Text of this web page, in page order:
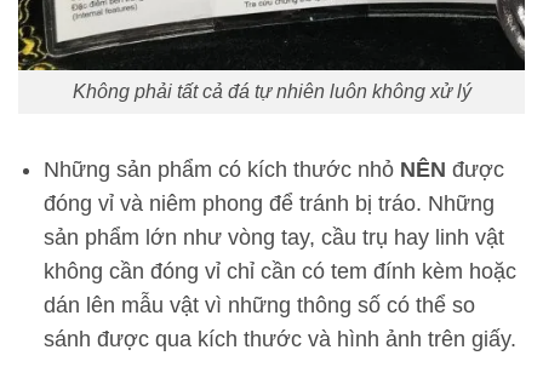
Không phải tất cả đá tự nhiên luôn không xử lý
Những sản phẩm có kích thước nhỏ NÊN được
đóng vỉ và niêm phong để tránh bị tráo. Những
sản phẩm lớn như vòng tay, cầu trụ hay linh vật
không cần đóng vỉ chỉ cần có tem đính kèm hoặc
dán lên mẫu vật vì những thông số có thể so
sánh được qua kích thước và hình ảnh trên giấy.